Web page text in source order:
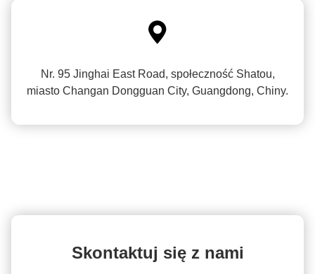

Nr. 95 Jinghai East Road, społeczność Shatou,
miasto Changan Dongguan City, Guangdong, Chiny.
Skontaktuj się z nami